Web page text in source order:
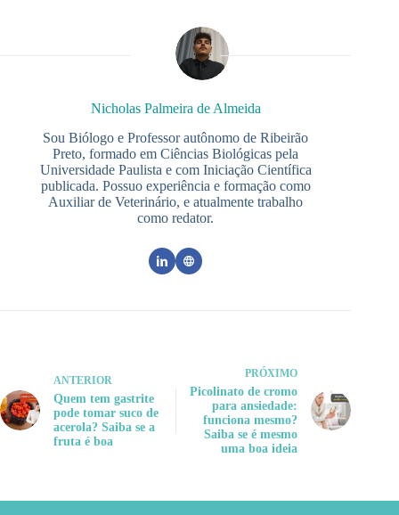
Nicholas Palmeira de Almeida
Sou Biólogo e Professor autônomo de Ribeirão
Preto, formado em Ciências Biológicas pela
Universidade Paulista e com Iniciação Científica
publicada. Possuo experiência e formação como
Auxiliar de Veterinário, e atualmente trabalho
como redator.
ANTERIOR
Quem tem gastrite
pode tomar suco de
acerola? Saiba se a
fruta é boa
PRÓXIMO
Picolinato de cromo
para ansiedade:
funciona mesmo?
Saiba se é mesmo
uma boa ideia